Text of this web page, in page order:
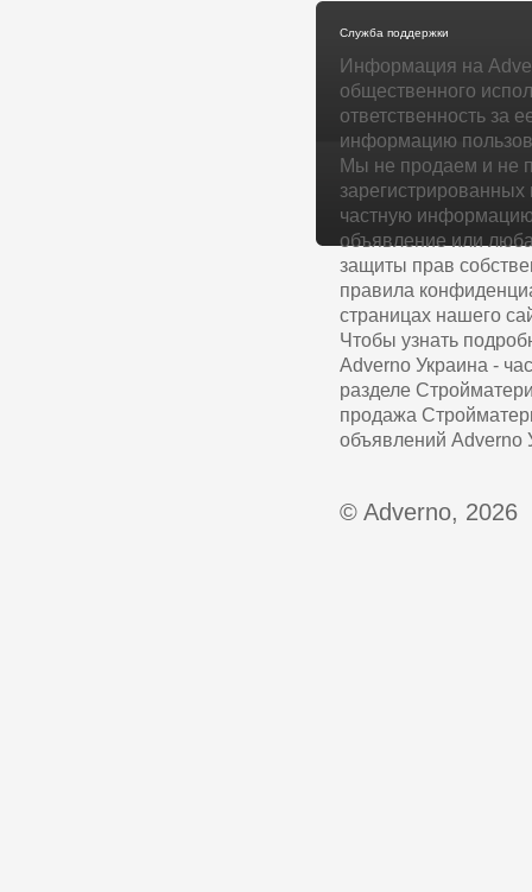
Служба поддержки
Информация на
общественного
ответственность за
информацию
Мы не продаем и не
частную информацию
объявление или
защиты прав
правила
страницах нашего
Чтобы узнать
Adverno Украина -
разделе
продажа
объявлений Adverno
© Adverno, 2026